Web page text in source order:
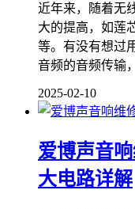
近年来，随着无
大的提高，如莲
等。有没有想过
音频的音频传
2025-02-10
爱博声音
大电路详解